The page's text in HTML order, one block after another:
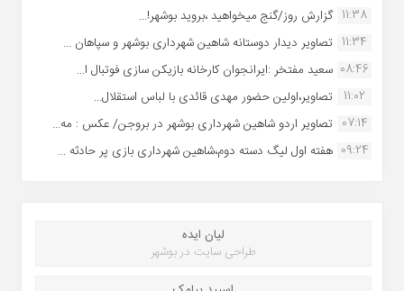
11:38 گزارش روز/گنج میخواهید ،بروید بوشهر!...
11:34 تصاویر دیدار دوستانه شاهین شهردارى بوشهر و سپاهان ...
08:46 سعید مفتخر :ایرانجوان کارخانه بازیکن سازی فوتبال ا...
11:02
تصاویر،اولین حضور مهدی قائدی با لباس استقلال...
07:14 تصاویر اردو شاهین شهرداری بوشهر در بروجن/ عکس : مه...
09:24 هفته اول لیگ دسته دوم،شاهین شهرداری بازی پر حادثه ...
لیان ایده
طراحی سایت در بوشهر